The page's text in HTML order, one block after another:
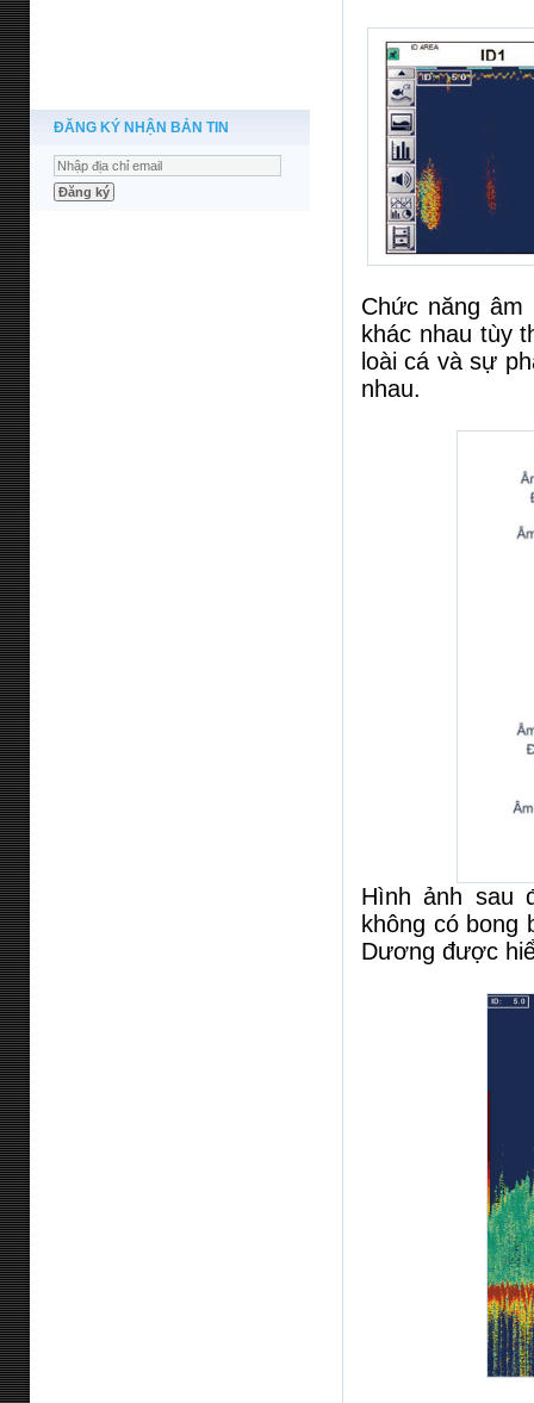
ĐĂNG KÝ NHẬN BẢN TIN
Chức năng
khác nhau tùy
loài cá và sự
nhau.
Hình ảnh sau
không có bong
Dương được